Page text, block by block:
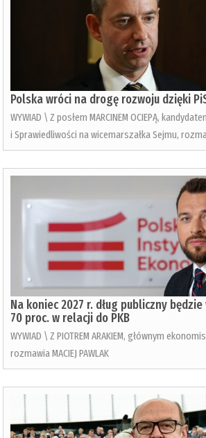
Polska wróci na drogę rozwoju dzięki
WYWIAD \ Z posłem MARCINEM OCIEPĄ,
i Sprawiedliwości na wicemarszałka Sejmu,
Na koniec 2027 r. dług publiczny
70 proc. w relacji do PKB
WYWIAD \ Z PIOTREM ARAKIEM, głównym
rozmawia MACIEJ PAWLAK